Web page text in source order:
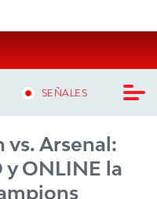
SEÑALES
vs. Arsenal:
y ONLINE la